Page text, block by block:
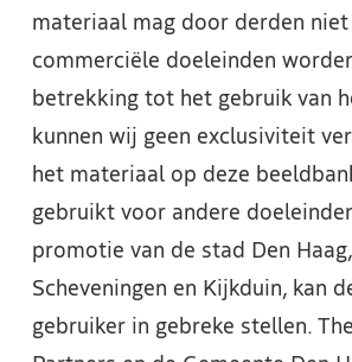
materiaal mag door derden
commerciële doeleinden
betrekking tot het gebruik van
kunnen wij geen exclusiviteit
het materiaal op deze
gebruikt voor andere
promotie van de stad Den
Scheveningen en Kijkduin, kan
gebruiker in gebreke stellen.